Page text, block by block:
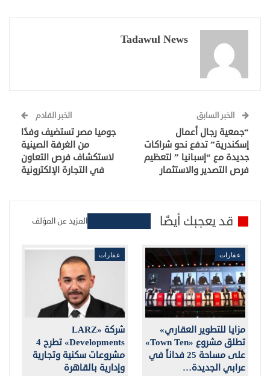
Tadawul News
الخبر السابق
“جمعية رجال أعمال
إسكندرية” تدفع نحو شراكات
جديدة مع “إسبانيا ” لتعظيم
فرص التصدير والاستثمار
الخبر القادم
جوميا مصر تستضيف وفدًا
من الغرفة الصينية
لاستكشاف فرص التعاون
في التجارة الإلكترونية
قد يعجبك أيضًا المزيد عن المؤلف
عقارات
مزايا للتطوير العقاري»
تطلق مشروع «Town Ten»
على مساحة 25 فداناً في
عرابي الجديدة…
عقارات
شركة «LARZ
Developments» تطرح 4
مشروعات سكنية وتجارية
وإدارية بالقاهرة